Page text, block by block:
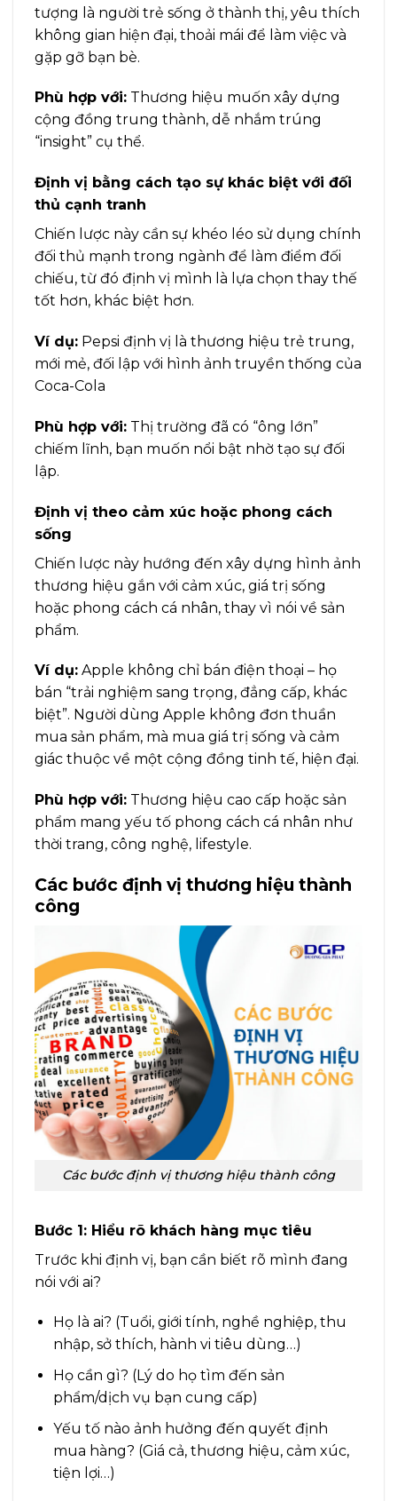
tượng là người trẻ sống ở thành thị, yêu thích
không gian hiện đại, thoải mái để làm việc và
gặp gỡ bạn bè.
Phù hợp với: Thương hiệu muốn xây dựng
cộng đồng trung thành, dễ nhắm trúng
“insight” cụ thể.
Định vị bằng cách tạo sự khác biệt với đối
thủ cạnh tranh
Chiến lược này cần sự khéo léo sử dụng chính
đối thủ mạnh trong ngành để làm điểm đối
chiếu, từ đó định vị mình là lựa chọn thay thế
tốt hơn, khác biệt hơn.
Ví dụ: Pepsi định vị là thương hiệu trẻ trung,
mới mẻ, đối lập với hình ảnh truyền thống của
Coca-Cola
Phù hợp với: Thị trường đã có “ông lớn”
chiếm lĩnh, bạn muốn nổi bật nhờ tạo sự đối
lập.
Định vị theo cảm xúc hoặc phong cách
sống
Chiến lược này hướng đến xây dựng hình ảnh
thương hiệu gắn với cảm xúc, giá trị sống
hoặc phong cách cá nhân, thay vì nói về sản
phẩm.
Ví dụ: Apple không chỉ bán điện thoại – họ
bán “trải nghiệm sang trọng, đẳng cấp, khác
biệt”. Người dùng Apple không đơn thuần
mua sản phẩm, mà mua giá trị sống và cảm
giác thuộc về một cộng đồng tinh tế, hiện đại.
Phù hợp với: Thương hiệu cao cấp hoặc sản
phẩm mang yếu tố phong cách cá nhân như
thời trang, công nghệ, lifestyle.
Các bước định vị thương hiệu thành
công
Các bước định vị thương hiệu thành công
Bước 1: Hiểu rõ khách hàng mục tiêu
Trước khi định vị, bạn cần biết rõ mình đang
nói với ai?
Họ là ai? (Tuổi, giới tính, nghề nghiệp, thu
nhập, sở thích, hành vi tiêu dùng…)
Họ cần gì? (Lý do họ tìm đến sản
phẩm/dịch vụ bạn cung cấp)
Yếu tố nào ảnh hưởng đến quyết định
mua hàng? (Giá cả, thương hiệu, cảm xúc,
tiện lợi…)